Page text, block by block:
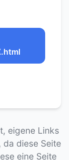
eigene Links
diese Seite
eine Seite